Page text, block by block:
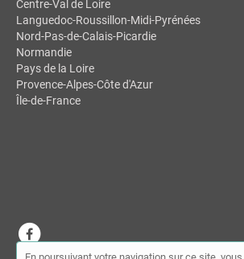
Centre-Val de Loire
Languedoc-Roussillon-Midi-Pyrénées
Nord-Pas-de-Calais-Picardie
Normandie
Pays de la Loire
Provence-Alpes-Côte d'Azur
Île-de-France